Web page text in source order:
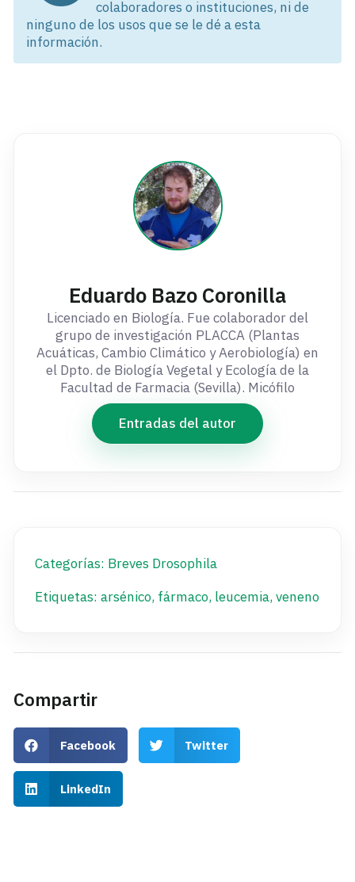
colaboradores o instituciones, ni de
ninguno de los usos que se le dé a esta
información.
Eduardo Bazo Coronilla
Licenciado en Biología. Fue colaborador del
grupo de investigación PLACCA (Plantas
Acuáticas, Cambio Climático y Aerobiología) en
el Dpto. de Biología Vegetal y Ecología de la
Facultad de Farmacia (Sevilla). Micófilo
Entradas del autor
Categorías: Breves Drosophila
Etiquetas: arsénico, fármaco, leucemia,veneno
Compartir
Facebook Twitter
LinkedIn